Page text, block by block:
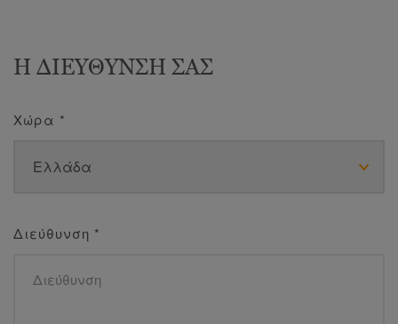
Η ΔΙΕΥΘΥΝΣΗ ΣΑΣ
Χώρα *
Διεύθυνση *